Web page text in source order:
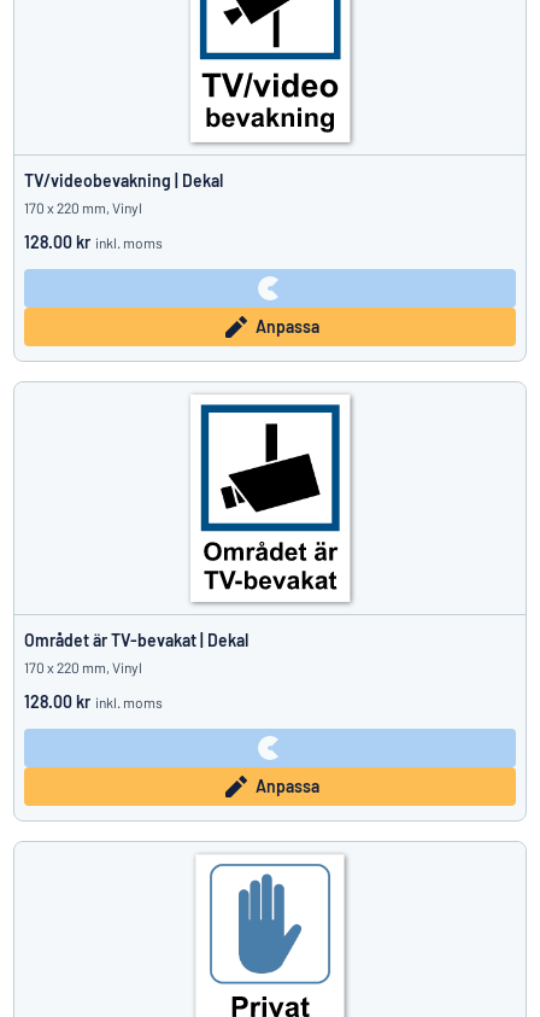
TV/videobevakning | Dekal
170 x 220 mm, Vinyl
128.00 kr inkl. moms
Anpassa
Området är TV-bevakat | Dekal
170 x 220 mm, Vinyl
128.00 kr inkl. moms
Anpassa